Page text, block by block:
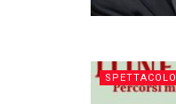
SPETTACOLO